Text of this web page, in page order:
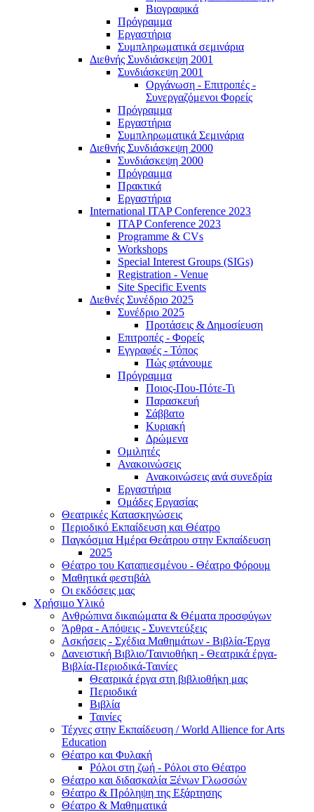
Βιογραφικά
Πρόγραμμα
Εργαστήρια
Συμπληρωματικά σεμινάρια
Διεθνής Συνδιάσκεψη 2001
Συνδιάσκεψη 2001
Οργάνωση - Επιτροπές -
Συνεργαζόμενοι Φορείς
Πρόγραμμα
Εργαστήρια
Συμπληρωματικά Σεμινάρια
Διεθνής Συνδιάσκεψη 2000
Συνδιάσκεψη 2000
Πρόγραμμα
Πρακτικά
Εργαστήρια
International ITAP Conference 2023
ITAP Conference 2023
Programme & CVs
Workshops
Special Interest Groups (SIGs)
Registration - Venue
Site Specific Events
Διεθνές Συνέδριο 2025
Συνέδριο 2025
Προτάσεις & Δημοσίευση
Επιτροπές - Φορείς
Εγγραφές - Τόπος
Πώς φτάνουμε
Πρόγραμμα
Ποιος-Που-Πότε-Τι
Παρασκευή
Σάββατο
Κυριακή
Δρώμενα
Ομιλητές
Ανακοινώσεις
Ανακοινώσεις ανά συνεδρία
Εργαστήρια
Ομάδες Εργασίας
Θεατρικές Κατασκηνώσεις
Περιοδικό Εκπαίδευση και Θέατρο
Παγκόσμια Ημέρα Θεάτρου στην Εκπαίδευση
2025
Θέατρο του Καταπιεσμένου - Θέατρο Φόρουμ
Μαθητικά φεστιβάλ
Οι εκδόσεις μας
Χρήσιμο Υλικό
Ανθρώπινα δικαιώματα & Θέματα προσφύγων
Άρθρα - Απόψεις - Συνεντεύξεις
Ασκήσεις - Σχέδια Μαθημάτων - Βιβλία-Έργα
Δανειστική Βιβλιο/Ταινιοθήκη - Θεατρικά έργα-
Βιβλία-Περιοδικά-Ταινίες
Θεατρικά έργα στη βιβλιοθήκη μας
Περιοδικά
Βιβλία
Ταινίες
Τέχνες στην Εκπαίδευση / World Allience for Arts
Education
Θέατρο και Φυλακή
Ρόλοι στη ζωή - Ρόλοι στο Θέατρο
Θέατρο και διδασκαλία Ξένων Γλωσσών
Θέατρο & Πρόληψη της Εξάρτησης
Θέατρο & Μαθηματικά